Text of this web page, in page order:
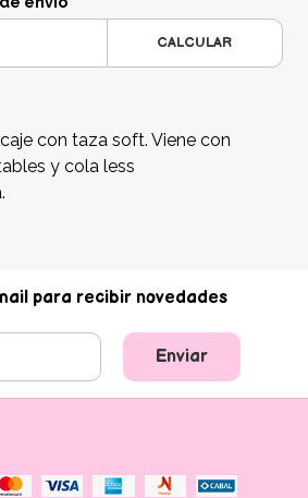
CALCULAR
con taza soft. Viene con
y cola less
para recibir novedades
Enviar